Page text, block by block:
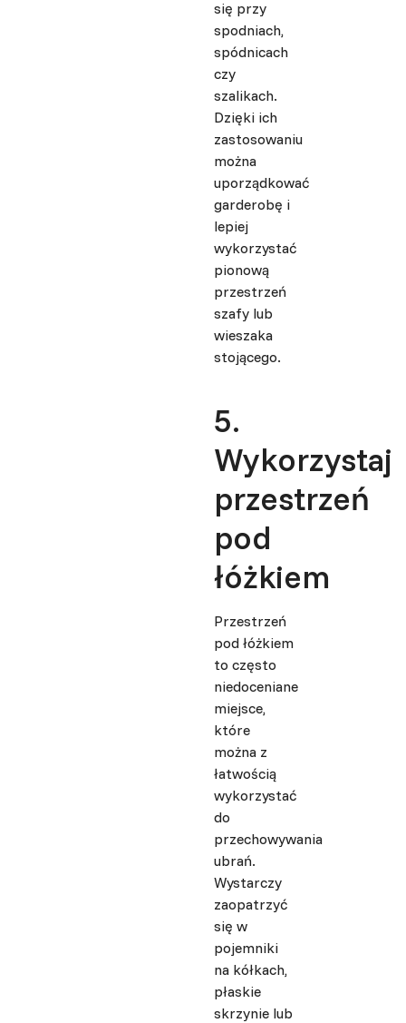
się przy
spodniach,
spódnicach
czy
szalikach.
Dzięki ich
zastosowaniu
można
uporządkować
garderobę i
lepiej
wykorzystać
pionową
przestrzeń
szafy lub
wieszaka
stojącego.
5.
Wykorzystaj
przestrzeń
pod
łóżkiem
Przestrzeń
pod łóżkiem
to często
niedoceniane
miejsce,
które
można z
łatwością
wykorzystać
do
przechowywania
ubrań.
Wystarczy
zaopatrzyć
się w
pojemniki
na kółkach,
płaskie
skrzynie lub